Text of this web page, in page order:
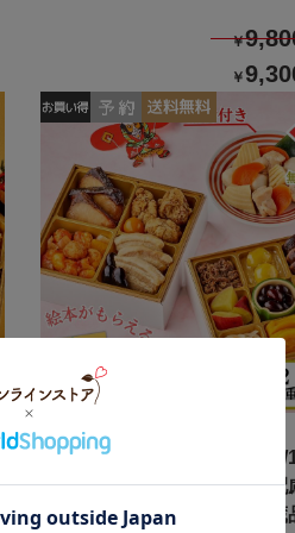
￥
￥
【おせち料理 2027/送料無料/
日お届け】食物アレルギー配
イののぞみ（絵本付き・冷蔵